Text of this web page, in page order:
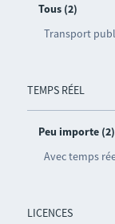
Tous (2)
Transport
TEMPS RÉEL
Peu importe (2)
Avec temps
LICENCES